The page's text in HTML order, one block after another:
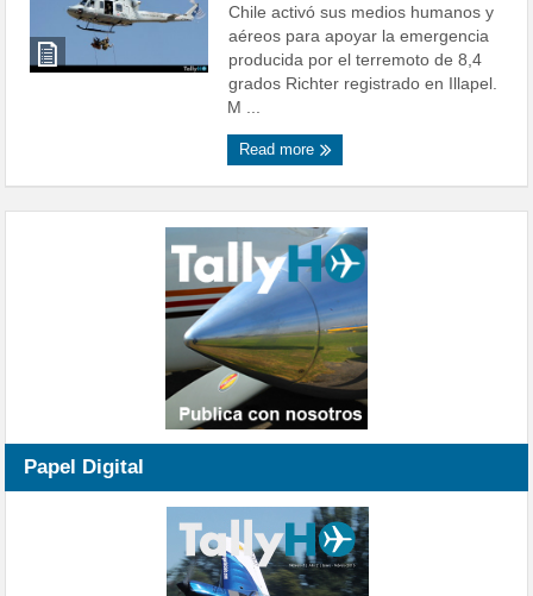
Chile activó sus medios humanos y
aéreos para apoyar la emergencia
producida por el terremoto de 8,4
grados Richter registrado en Illapel.
M ...
Read more
Papel Digital